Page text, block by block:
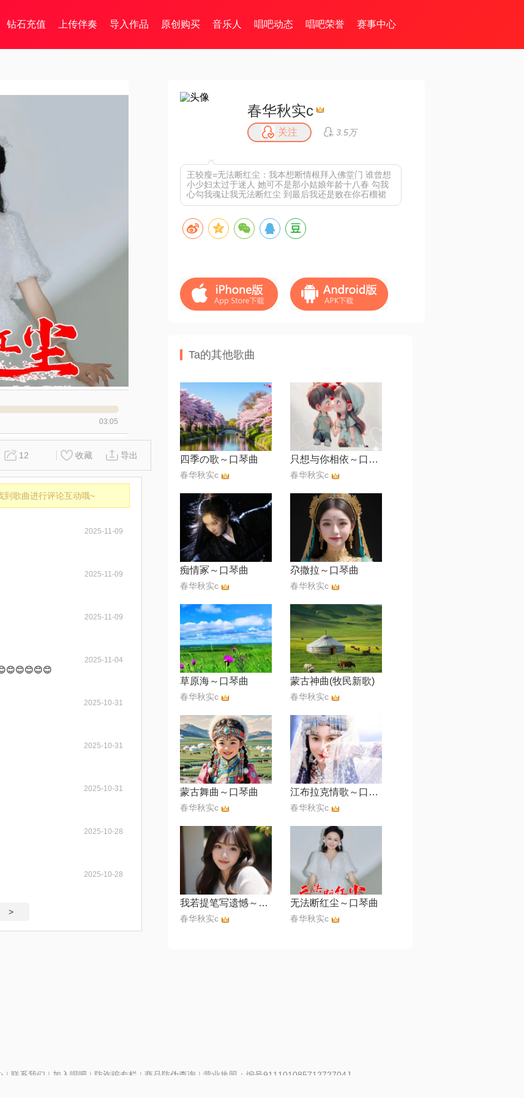
钻石充值 上传伴奏 导入作品 原创购买 音乐人 唱吧动态 唱吧荣誉 赛事中心
03:05
12 收藏 导出
到歌曲进行评论互动哦~
2025-11-09
2025-11-09
2025-11-09
2025-11-04
2025-10-31
2025-10-31
2025-10-31
2025-10-28
2025-10-28
>
春华秋实c
关注 3.5万
王较瘦=无法断红尘：我本想断情根拜入佛堂门 谁曾想
小少妇太过于迷人 她可不是那小姑娘年龄十八春 勾我
心勾我魂让我无法断红尘 到最后我还是败在你石榴裙
Ta的其他歌曲
四季の歌～口琴曲
春华秋实c
只想与你相依～口琴曲
春华秋实c
痴情冢～口琴曲
春华秋实c
尕撒拉～口琴曲
春华秋实c
草原海～口琴曲
春华秋实c
蒙古神曲(牧民新歌)
春华秋实c
蒙古舞曲～口琴曲
春华秋实c
江布拉克情歌～口琴曲
春华秋实c
我若提笔写遗憾～口琴曲
春华秋实c
无法断红尘～口琴曲
春华秋实c
| 联系我们 | 加入唱吧 | 防诈骗专栏 | 商品防伪查询 | 营业执照：编号91110108571272704J